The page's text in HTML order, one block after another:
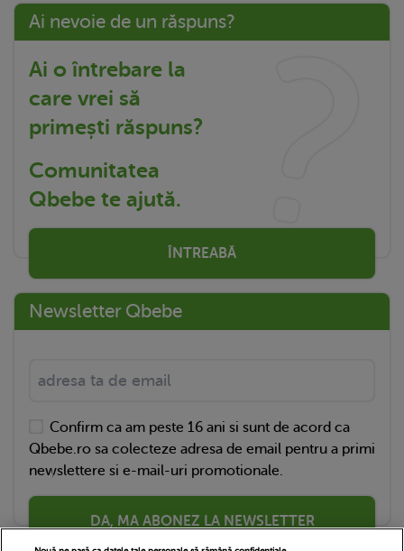
Ai nevoie de un răspuns?
Ai o întrebare la
care vrei să
primești răspuns?
Comunitatea
Qbebe te ajută.
ÎNTREABĂ
Newsletter Qbebe
Confirm ca am peste 16 ani si sunt de acord ca
Qbebe.ro sa colecteze adresa de email pentru a primi
newslettere si e-mail-uri promotionale.
DA, MA ABONEZ LA NEWSLETTER